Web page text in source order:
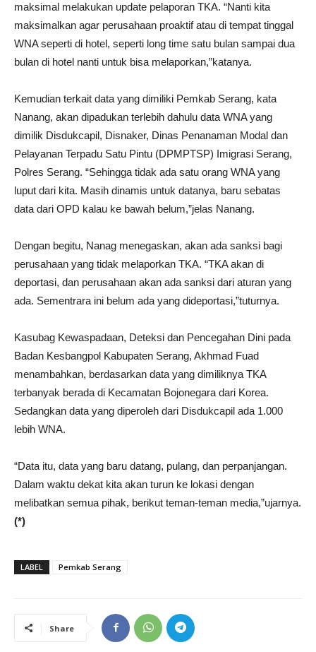
maksimal melakukan update pelaporan TKA. “Nanti kita
maksimalkan agar perusahaan proaktif atau di tempat tinggal
WNA seperti di hotel, seperti long time satu bulan sampai dua
bulan di hotel nanti untuk bisa melaporkan,”katanya.
Kemudian terkait data yang dimiliki Pemkab Serang, kata
Nanang, akan dipadukan terlebih dahulu data WNA yang
dimilik Disdukcapil, Disnaker, Dinas Penanaman Modal dan
Pelayanan Terpadu Satu Pintu (DPMPTSP) Imigrasi Serang,
Polres Serang. “Sehingga tidak ada satu orang WNA yang
luput dari kita. Masih dinamis untuk datanya, baru sebatas
data dari OPD kalau ke bawah belum,”jelas Nanang.
Dengan begitu, Nanag menegaskan, akan ada sanksi bagi
perusahaan yang tidak melaporkan TKA. “TKA akan di
deportasi, dan perusahaan akan ada sanksi dari aturan yang
ada. Sementrara ini belum ada yang dideportasi,”tuturnya.
Kasubag Kewaspadaan, Deteksi dan Pencegahan Dini pada
Badan Kesbangpol Kabupaten Serang, Akhmad Fuad
menambahkan, berdasarkan data yang dimiliknya TKA
terbanyak berada di Kecamatan Bojonegara dari Korea.
Sedangkan data yang diperoleh dari Disdukcapil ada 1.000
lebih WNA.
“Data itu, data yang baru datang, pulang, dan perpanjangan.
Dalam waktu dekat kita akan turun ke lokasi dengan
melibatkan semua pihak, berikut teman-teman media,”ujarnya.
(*)
LABEL Pemkab Serang
Share